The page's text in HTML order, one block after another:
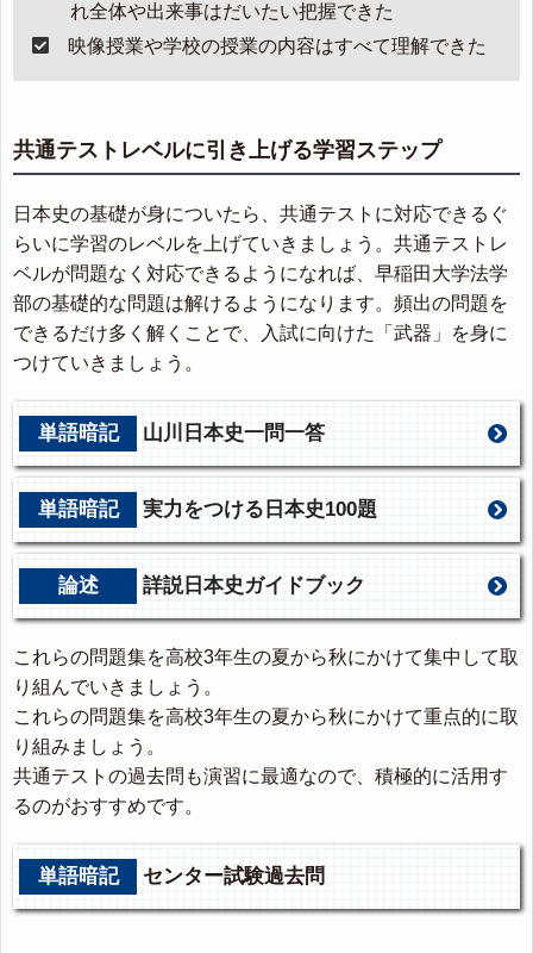
れ全体や出来事はだいたい把握できた
映像授業や学校の授業の内容はすべて理解できた
共通テストレベルに引き上げる学習ステップ
日本史の基礎が身についたら、共通テストに対応できるぐ
らいに学習のレベルを上げていきましょう。共通テストレ
ベルが問題なく対応できるようになれば、早稲田大学法学
部の基礎的な問題は解けるようになります。頻出の問題を
できるだけ多く解くことで、入試に向けた「武器」を身に
つけていきましょう。
単語暗記 山川日本史一問一答
単語暗記 実力をつける日本史100題
論述 詳説日本史ガイドブック
これらの問題集を高校3年生の夏から秋にかけて集中して取
り組んでいきましょう。
これらの問題集を高校3年生の夏から秋にかけて重点的に取
り組みましょう。
共通テストの過去問も演習に最適なので、積極的に活用す
るのがおすすめです。
単語暗記 センター試験過去問